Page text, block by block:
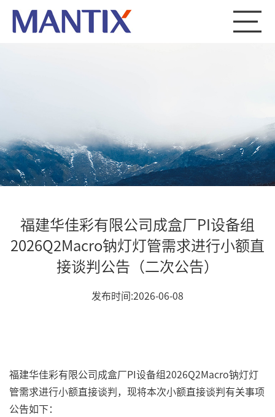
福建华佳彩有限公司成盒厂PI设备组
2026Q2Macro钠灯灯管需求进行小额直
接谈判公告（二次公告）
发布时间:2026-06-08
福建华佳彩有限公司成盒厂PI设备组2026Q2Macro钠灯灯
管需求进行小额直接谈判，现将本次小额直接谈判有关事项
公告如下：